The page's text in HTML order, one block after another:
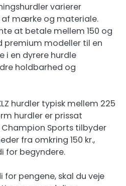
varierer
mærke og materiale.
at betale mellem 150 og
premium modeller til en
i en dyrere hurdle
holdbarhed og
hurdler typisk mellem 225
hurdler er prissat
Sports tilbyder
fra omkring 150 kr.,
for begyndere.
pengene, skal du veje